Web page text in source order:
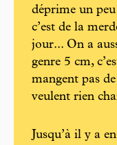
déprime un
c’est de la
jour... On a
genre 5 cm,
mangent pas
veulent rien
Jusqu’à il y a